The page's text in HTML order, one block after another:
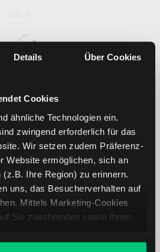
Details Über Cookies
Cookies
ähnliche Technologien ein.
zwingend erforderlich für das
Wir setzen zudem Präferenz-
Website ermöglichen, sich an
Ihre Region) zu erinnern.
uns, das Besucherverhalten auf
Mittels Marketing-Cookies
Sie zuschneiden sowie Ihnen
Sie entscheiden, welche Cookies
13.4 %
-12.16 %